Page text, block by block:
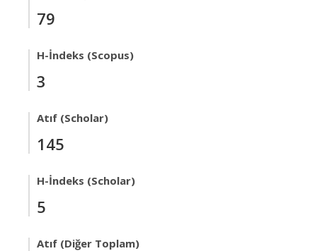
79
H-İndeks (Scopus)
3
Atıf (Scholar)
145
H-İndeks (Scholar)
5
Atıf (Diğer Toplam)